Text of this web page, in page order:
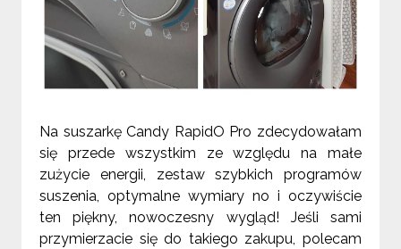
Na suszarkę Candy RapidO Pro zdecydowałam
się przede wszystkim ze względu na małe
zużycie energii, zestaw szybkich programów
suszenia, optymalne wymiary no i oczywiście
ten piękny, nowoczesny wygląd! Jeśli sami
przymierzacie się do takiego zakupu, polecam